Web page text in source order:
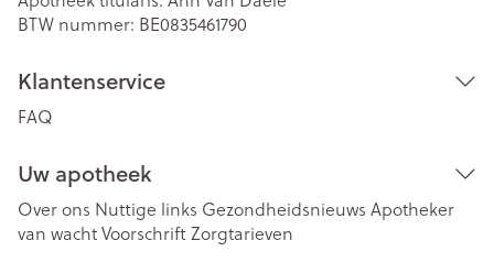
BTW nummer: BE0835461790
Klantenservice
FAQ
Uw apotheek
Over ons Nuttige links Gezondheidsnieuws Apotheker
van wachtVoorschriftZorgtarieven